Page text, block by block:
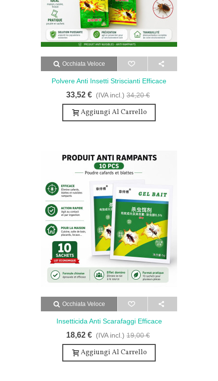
Occhiata Veloce
Polvere Anti Insetti Striscianti Efficace
Polvere - Polvere Anti Insetti Striscianti
Efficace - Senza Odore E Potente
33,52 € (IVA incl.) 34,20 €
Aggiungi Al Carrello
Occhiata Veloce
Insetticida Anti Scarafaggi Efficace
Insetticida - Insetticida Anti Scarafaggi
Efficace - Senza Odore - 10 Bustine
18,62 € (IVA incl.) 19,00 €
Aggiungi Al Carrello